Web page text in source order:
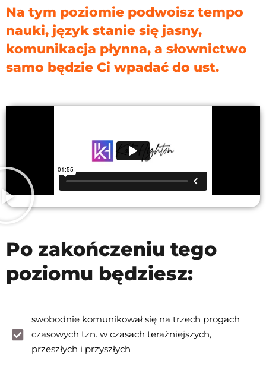
Na tym poziomie podwoisz tempo
nauki, język stanie się jasny,
komunikacja płynna, a słownictwo
samo będzie Ci wpadać do ust.
Po zakończeniu tego
poziomu będziesz:
swobodnie komunikował się na trzech progach
czasowych tzn. w czasach teraźniejszych,
przeszłych i przyszłych